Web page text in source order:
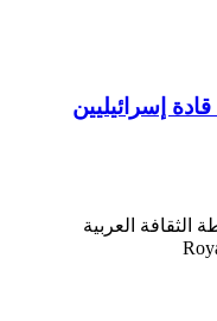
إسرائيليين
العربية